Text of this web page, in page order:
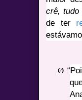
crê, tudo
de ter
Ø